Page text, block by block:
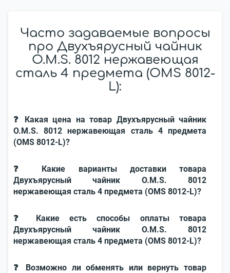
Часто задаваемые вопросы
про Двухъярусный чайник
O.M.S. 8012 нержавеющая
сталь 4 предмета (OMS 8012-
L):
❓ Какая цена на товар Двухъярусный чайник
O.M.S. 8012 нержавеющая сталь 4 предмета
(OMS 8012-L)?
❓ Какие варианты доставки товара
Двухъярусный чайник O.M.S. 8012
нержавеющая сталь 4 предмета (OMS 8012-L)?
❓ Какие есть способы оплаты товара
Двухъярусный чайник O.M.S. 8012
нержавеющая сталь 4 предмета (OMS 8012-L)?
❓ Возможно ли обменять или вернуть товар